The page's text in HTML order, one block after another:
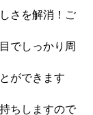
さを解消！ご
でしっかり周
ができます
ちしますので